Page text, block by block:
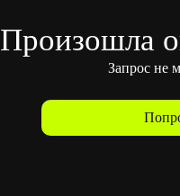
Произошла
Запрос не